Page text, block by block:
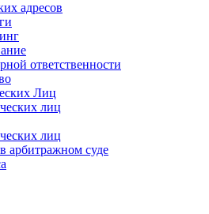
адресов
ответственности
Лиц
лиц
лиц
арбитражном суде